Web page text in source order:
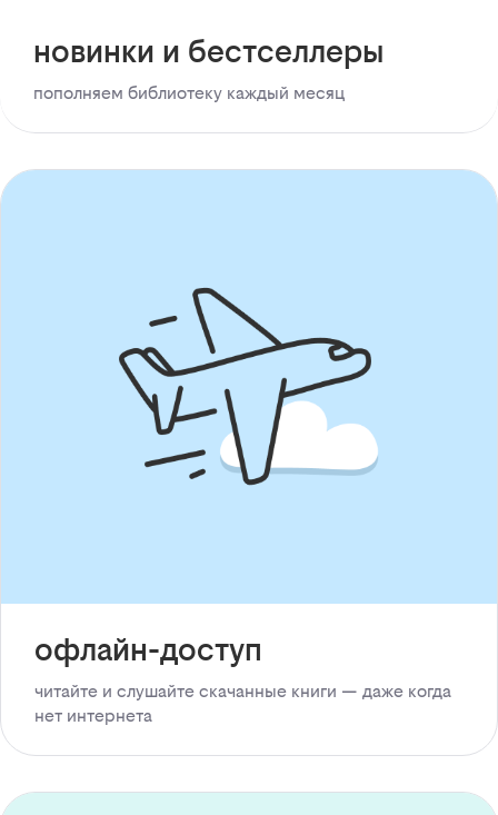
новинки и бестселлеры
пополняем библиотеку каждый месяц
офлайн-доступ
читайте и слушайте скачанные книги — даже когда
нет интернета